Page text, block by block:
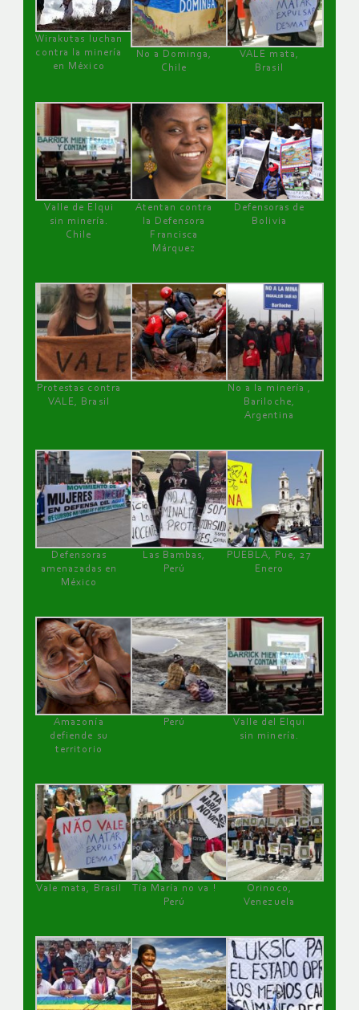
Wirakutas luchan
contra la minería
en México
No a Dominga,
Chile
VALE mata,
Brasil
Valle de Elqui
sin minería.
Chile
Atentan contra
la Defensora
Francisca
Márquez
Defensoras de
Bolivia
Protestas contra
VALE, Brasil
No a la minería ,
Bariloche,
Argentina
Defensoras
amenazadas en
México
Las Bambas,
Perú
PUEBLA, Pue, 27
Enero
Amazonía
defiende su
territorio
Perú
Valle del Elqui
sin minería.
Vale mata, Brasil
Tía María no va !
Perú
Orinoco,
Venezuela